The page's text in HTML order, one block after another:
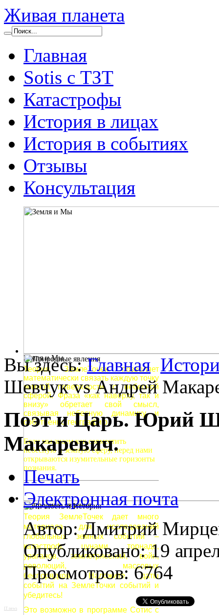
Живая планета
Главная
Sotis с ТЗТ
Катастрофы
История в лицах
История в событиях
Отзывы
Консультация
Земля и Мы
Теория ЗемлеТочек позволяет
математически связать каждую точку
земной поверхности с небесной
сферой. Фраза «как наверху, так и
внизу» обретает свой смысл,
связывая небесную динамику и
собственно географию.
Если мы знаем как совместить
небесную и земную сферу, перед нами
открываются изумительные горизонты
познания.
Природные явления
Теория ЗемлеТочек дает много
материала для исследований
глобальных земных событий –
катастроф, цунами, торнадо,
ураганов, землетрясений, войн,
революций, массовых
беспорядков. Наложите даты
событий на ЗемлеТочки событий и
убедитесь!
Это возможно в программе Сотис с
Вы здесь:Главная
Шевчук vs Андрей
Поэт и Царь. Юрий
Макаревич.
Печать
Электронная почта
Автор: Дмитрий
Опубликовано: 19
Просмотров: 6764
IT news